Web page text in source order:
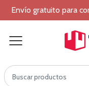
Envío gratuito para